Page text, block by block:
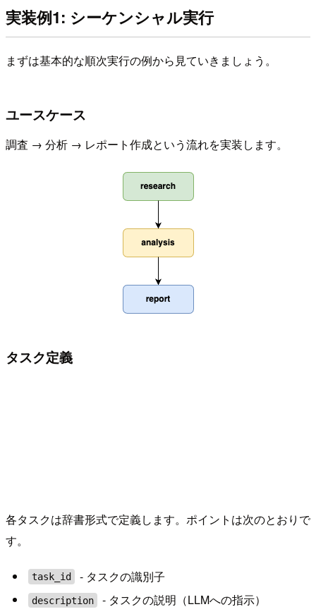
実装例1: シーケンシャル実行
まずは基本的な順次実行の例から見ていきましょう。
ユースケース
調査 → 分析 → レポート作成という流れを実装します。
タスク定義
各タスクは辞書形式で定義します。ポイントは次のとおりで
す。
task_id - タスクの識別子
description - タスクの説明（LLMへの指示）